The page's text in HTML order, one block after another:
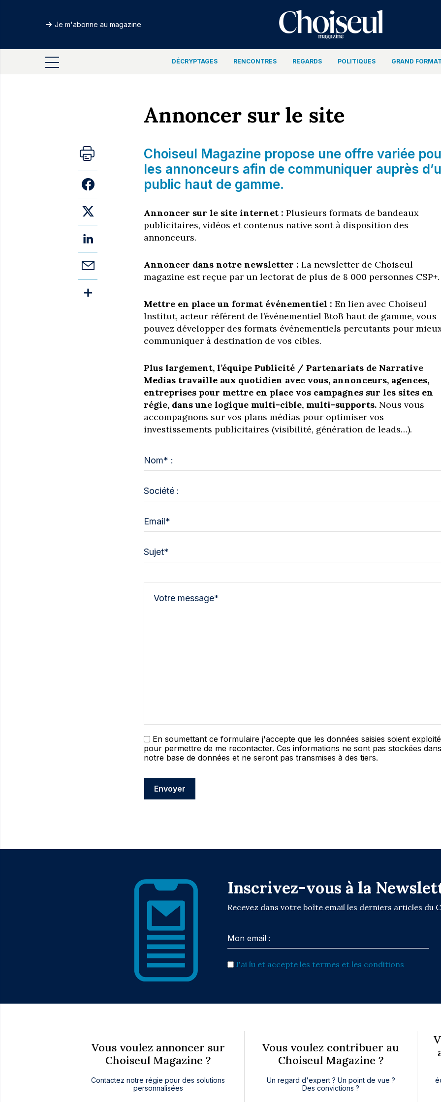
Je m'abonne au magazine
DÉCRYPTAGES RENCONTRES REGARDS POLITIQUES GRAND FORMAT
Annoncer sur le site
Choiseul Magazine propose une offre variée
les annonceurs afin de communiquer auprès
public haut de gamme.
Annoncer sur le site internet : Plusieurs formats de bandeaux
publicitaires, vidéos et contenus native sont à disposition des
annonceurs.
Annoncer dans notre newsletter : La newsletter de Choiseul
magazine est reçue par un lectorat de plus de 8 000 personnes CSP+.
Mettre en place un format événementiel : En lien avec Choiseul
Institut, acteur référent de l’événementiel BtoB haut de gamme, vous
pouvez développer des formats événementiels percutants pour
communiquer à destination de vos cibles.
Plus largement, l’équipe Publicité / Partenariats de Narrative
Medias travaille aux quotidien avec vous, annonceurs, agences,
entreprises pour mettre en place vos campagnes sur les sites en
régie, dans une logique multi-cible, multi-supports. Nous vous
accompagnons sur vos plans médias pour optimiser vos
investissements publicitaires (visibilité, génération de leads…).
En soumettant ce formulaire j'accepte que les données saisies soient
pour permettre de me recontacter. Ces informations ne sont pas stockées dans
notre base de données et ne seront pas transmises à des tiers.
Inscrivez-vous à la
Recevez dans votre boîte email les derniers articles du
J'ai lu et accepte les termes et les conditions
Vous voulez annoncer sur
Choiseul Magazine ?
Contactez notre régie pour des solutions
personnalisées
Vous voulez contribuer au
Choiseul Magazine ?
Un regard d'expert ? Un point de vue ?
Des convictions ?